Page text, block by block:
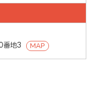
番地3
MAP